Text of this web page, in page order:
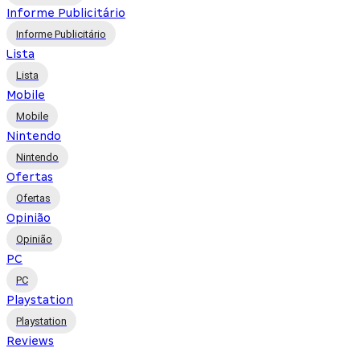
Informe Publicitário
Informe Publicitário
Lista
Lista
Mobile
Mobile
Nintendo
Nintendo
Ofertas
Ofertas
Opinião
Opinião
PC
PC
Playstation
Playstation
Reviews